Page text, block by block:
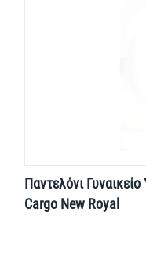
Παντελόνι
Cargo New Royal